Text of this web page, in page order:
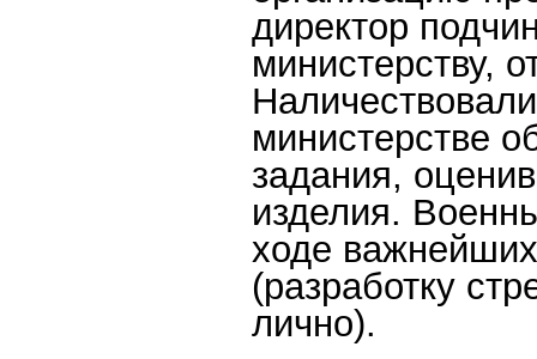
директор
министерству,
министерстве
задания,
изделия.
ходе
(разработку
лично).